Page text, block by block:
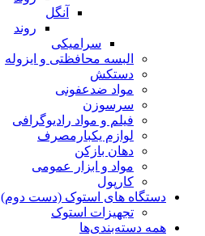
آنگل
روند
سرامیکی
البسه محافظتی و ایزوله
دستکش
مواد ضدعفونی
سرسوزن
فیلم و مواد رادیوگرافی
لوازم یکبارمصرف
دهان بازکن
مواد و ابزار عمومی
کارپول
دستگاه های استوک (دست دوم)
تجهیزات استوک
همه دسته‌بندی‌ها